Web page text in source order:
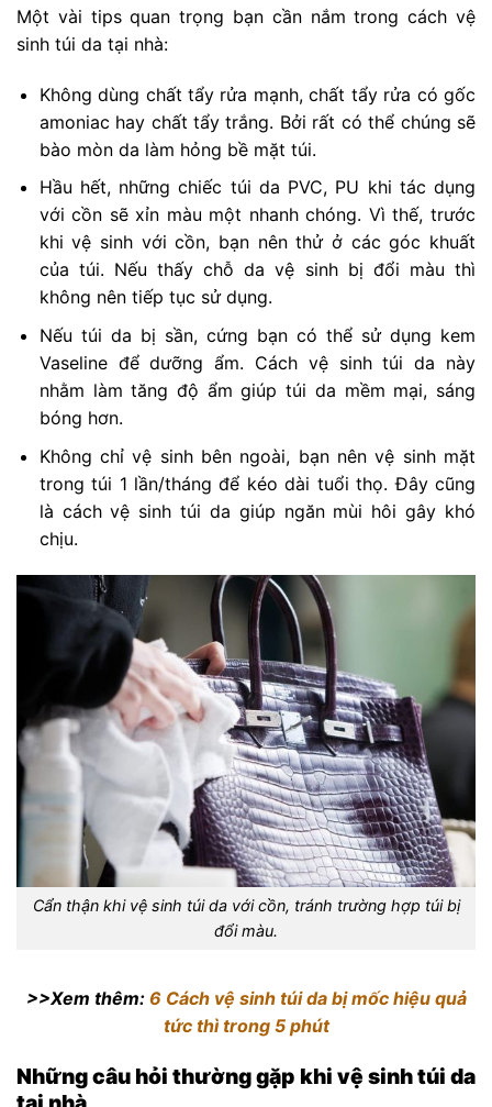
Một vài tips quan trọng bạn cần nắm trong cách vệ
sinh túi da tại nhà:
Không dùng chất tẩy rửa mạnh, chất tẩy rửa có gốc
amoniac hay chất tẩy trắng. Bởi rất có thể chúng sẽ
bào mòn da làm hỏng bề mặt túi.
Hầu hết, những chiếc túi da PVC, PU khi tác dụng
với cồn sẽ xỉn màu một nhanh chóng. Vì thế, trước
khi vệ sinh với cồn, bạn nên thử ở các góc khuất
của túi. Nếu thấy chỗ da vệ sinh bị đổi màu thì
không nên tiếp tục sử dụng.
Nếu túi da bị sần, cứng bạn có thể sử dụng kem
Vaseline để dưỡng ẩm. Cách vệ sinh túi da này
nhằm làm tăng độ ẩm giúp túi da mềm mại, sáng
bóng hơn.
Không chỉ vệ sinh bên ngoài, bạn nên vệ sinh mặt
trong túi 1 lần/tháng để kéo dài tuổi thọ. Đây cũng
là cách vệ sinh túi da giúp ngăn mùi hôi gây khó
chịu.
Cẩn thận khi vệ sinh túi da với cồn, tránh trường hợp túi bị
đổi màu.
>>Xem thêm: 6 Cách vệ sinh túi da bị mốc hiệu quả
tức thì trong 5 phút
Những câu hỏi thường gặp khi vệ sinh túi da